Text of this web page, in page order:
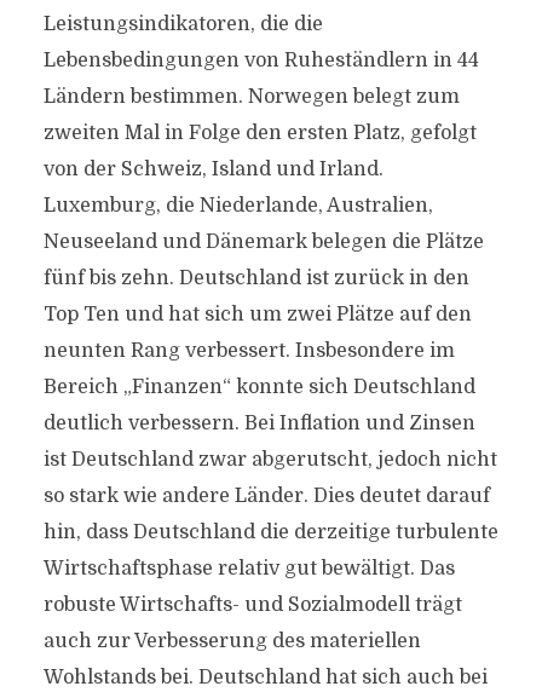
Leistungsindikatoren, die die
Lebensbedingungen von Ruheständlern in 44
Ländern bestimmen. Norwegen belegt zum
zweiten Mal in Folge den ersten Platz, gefolgt
von der Schweiz, Island und Irland.
Luxemburg, die Niederlande, Australien,
Neuseeland und Dänemark belegen die Plätze
fünf bis zehn. Deutschland ist zurück in den
Top Ten und hat sich um zwei Plätze auf den
neunten Rang verbessert. Insbesondere im
Bereich „Finanzen“ konnte sich Deutschland
deutlich verbessern. Bei Inflation und Zinsen
ist Deutschland zwar abgerutscht, jedoch nicht
so stark wie andere Länder. Dies deutet darauf
hin, dass Deutschland die derzeitige turbulente
Wirtschaftsphase relativ gut bewältigt. Das
robuste Wirtschafts- und Sozialmodell trägt
auch zur Verbesserung des materiellen
Wohlstands bei. Deutschland hat sich auch bei